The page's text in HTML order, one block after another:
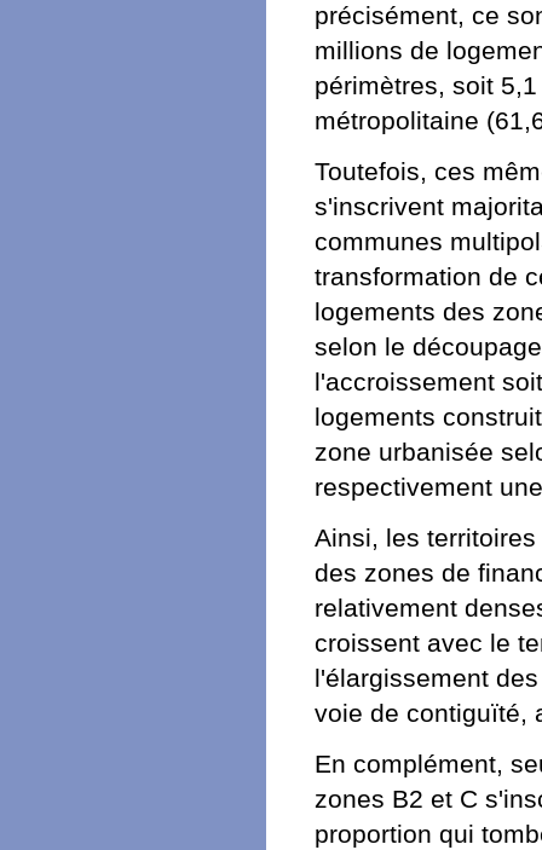
précisément, ce
millions de
périmètres, soit
métropolitaine
Toutefois, ces
s'inscrivent
communes
transformation de
logements des
selon le
l'accroissement
logements
zone urbanisée
respectivement
Ainsi, les
des zones de
relativement
croissent avec le
l'élargissement
voie de contiguïté,
En complément,
zones B2 et C
proportion qui